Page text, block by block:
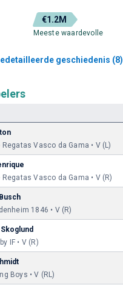
€1.2M
Meeste waardevolle
geschiedenis (8)
Regatas Vasco da Gama • V (L)
Regatas Vasco da Gama • V (R)
1846 • V (R)
IF • V (R)
Boys • V (RL)